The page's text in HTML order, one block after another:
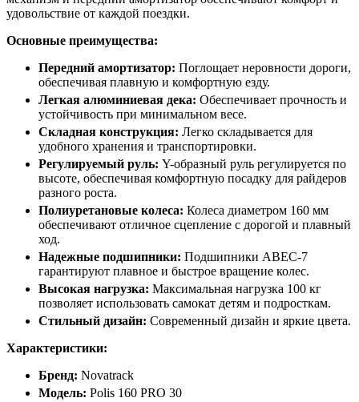
удовольствие от каждой поездки.
Основные преимущества:
Передний амортизатор: Поглощает неровности дороги,
обеспечивая плавную и комфортную езду.
Легкая алюминиевая дека: Обеспечивает прочность и
устойчивость при минимальном весе.
Складная конструкция: Легко складывается для
удобного хранения и транспортировки.
Регулируемый руль: Y-образный руль регулируется по
высоте, обеспечивая комфортную посадку для райдеров
разного роста.
Полиуретановые колеса: Колеса диаметром 160 мм
обеспечивают отличное сцепление с дорогой и плавный
ход.
Надежные подшипники: Подшипники ABEC-7
гарантируют плавное и быстрое вращение колес.
Высокая нагрузка: Максимальная нагрузка 100 кг
позволяет использовать самокат детям и подросткам.
Стильный дизайн: Современный дизайн и яркие цвета.
Характеристики:
Бренд: Novatrack
Модель: Polis 160 PRO 30